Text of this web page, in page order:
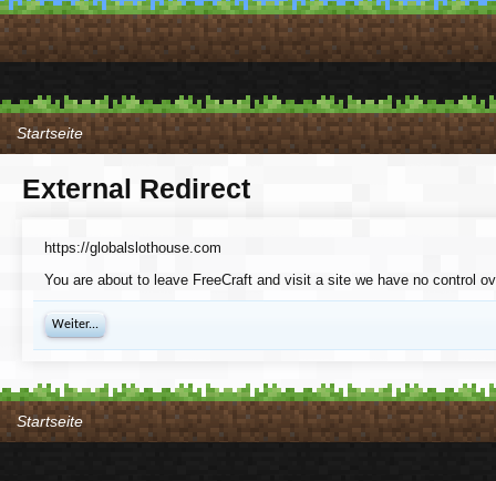
Startseite
External Redirect
https://globalslothouse.com
You are about to leave FreeCraft and visit a site we have no control
Weiter...
Startseite